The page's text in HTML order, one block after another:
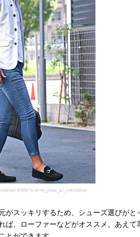
pm-6390/?s-id=rk_shop_pc_rnkInShop
がスッキリするため、シューズ選びが
ば、ローファーなどがオススメ。あえて